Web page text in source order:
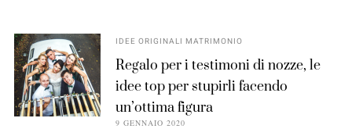
IDEE ORIGINALI MATRIMONIO
Regalo per i testimoni di nozze, le
idee top per stupirli facendo
un’ottima figura
9 GENNAIO 2020